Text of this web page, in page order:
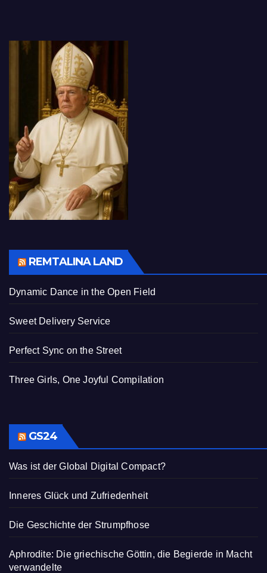
REMTALINA LAND
Dynamic Dance in the Open Field
Sweet Delivery Service
Perfect Sync on the Street
Three Girls, One Joyful Compilation
GS24
Was ist der Global Digital Compact?
Inneres Glück und Zufriedenheit
Die Geschichte der Strumpfhose
Aphrodite: Die griechische Göttin, die Begierde in Macht
verwandelte